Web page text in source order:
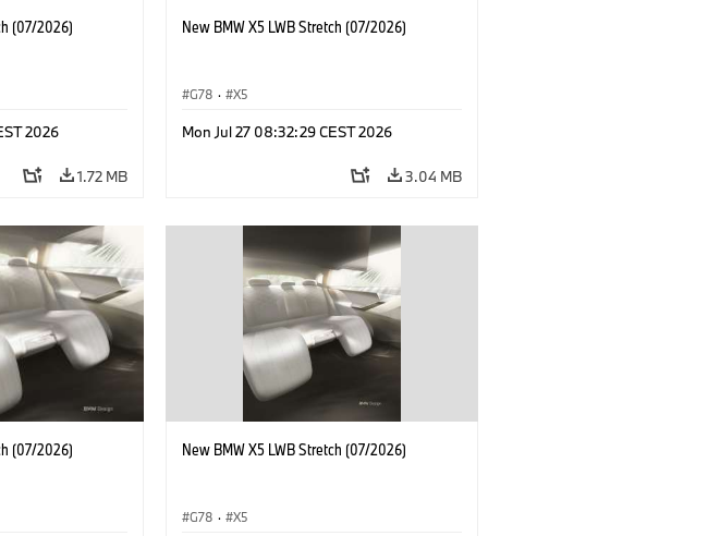
(07/2026)
2026
1.72 MB
New BMW X5 LWB Stretch (07/2026)
G78 · X5
Mon Jul 27 08:32:29 CEST 2026
3.04 MB
(07/2026) New BMW X5 LWB Stretch (07/2026)
G78 · X5